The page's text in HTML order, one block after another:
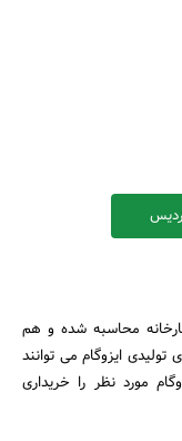
محاسبه شده و هم
ایزوگام می توانند
مورد نظر را خریداری